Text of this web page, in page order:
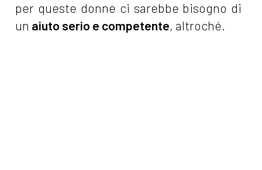
per queste donne ci sarebbe bisogno di
un aiuto serio e competente, altroché.